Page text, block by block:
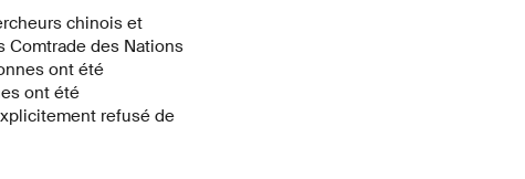
chinois et
Comtrade des Nations
ont été
ont été
refusé de